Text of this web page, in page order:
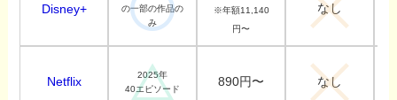
Disney+
の一部の作品の
み
※年額11,140
円〜
なし
Netflix
2025年
40エピソード
890円〜 なし